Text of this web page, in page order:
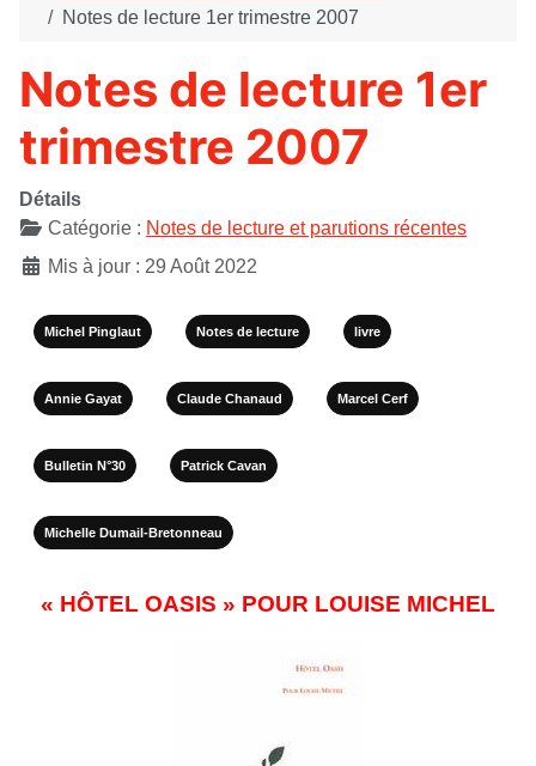
Notes de lecture 1er trimestre 2007
Notes de lecture 1er
trimestre 2007
Détails
Catégorie : Notes de lecture et parutions récentes
Mis à jour : 29 Août 2022
Michel Pinglaut Notes de lecture livre
Annie Gayat Claude Chanaud Marcel Cerf
Bulletin N°30 Patrick Cavan
Michelle Dumail-Bretonneau
« HÔTEL OASIS » POUR LOUISE MICHEL